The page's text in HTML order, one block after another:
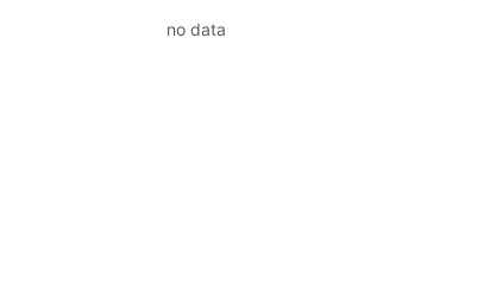
no data